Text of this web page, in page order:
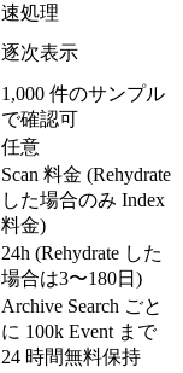
速処理
逐次表示
1,000 件のサンプル
で確認可
任意
Scan 料金 (Rehydrate
した場合のみ Index
料金)
24h (Rehydrate した
場合は3〜180日)
Archive Search ごと
に 100k Event まで
24 時間無料保持